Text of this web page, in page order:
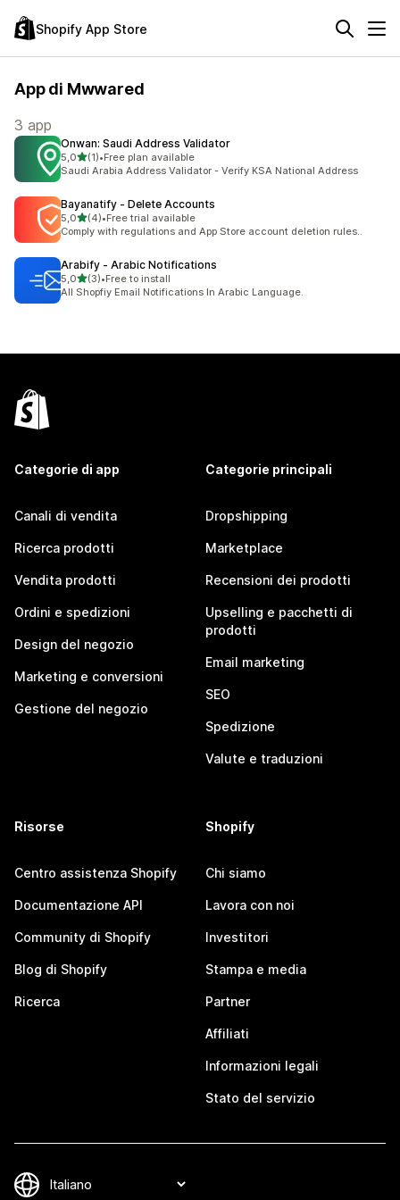
Shopify App Store
App di Mwwared
3 app
Onwan: Saudi Address Validator
5,0stelle su 5
(1)
1 recensioni totali
•Free plan available
Saudi Arabia Address Validator - Verify KSA National Address
Bayanatify ‑ Delete Accounts
5,0stelle su 5
(4)
4 recensioni totali
•Free trial available
Comply with regulations and App Store account deletion rules..
Arabify ‑ Arabic Notifications
5,0stelle su 5
(3)
3 recensioni totali
•Free to install
All Shopfiy Email Notifications In Arabic Language.
Categorie di app
Canali di vendita
Ricerca prodotti
Vendita prodotti
Ordini e spedizioni
Design del negozio
Marketing e conversioni
Gestione del negozio
Categorie principali
Dropshipping
Marketplace
Recensioni dei prodotti
Upselling e pacchetti di
prodotti
Email marketing
SEO
Spedizione
Valute e traduzioni
Risorse
Centro assistenza Shopify
Documentazione API
Community di Shopify
Blog di Shopify
Ricerca
Shopify
Chi siamo
Lavora con noi
Investitori
Stampa e media
Partner
Affiliati
Informazioni legali
Stato del servizio